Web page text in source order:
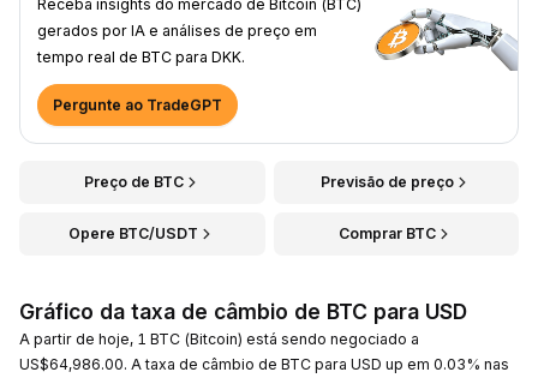
Receba insights do mercado de Bitcoin (BTC)
gerados por IA e análises de preço em
tempo real de BTC para DKK.
Pergunte ao TradeGPT
Preço de BTC Previsão de preço
Opere BTC/USDT Comprar BTC
Gráfico da taxa de câmbio de BTC para USD
A partir de hoje, 1 BTC (Bitcoin) está sendo negociado a
US$64,986.00. A taxa de câmbio de BTC para USD up em 0.03% nas